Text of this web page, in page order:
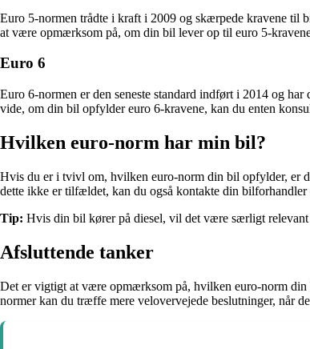
Euro 5-normen trådte i kraft i 2009 og skærpede kravene til
at være opmærksom på, om din bil lever op til euro 5-
Euro 6
Euro 6-normen er den seneste standard indført i 2014 og
vide, om din bil opfylder euro 6-kravene, kan du enten
Hvilken euro-norm har min bil?
Hvis du er i tvivl om, hvilken euro-norm din bil opfylder, er
dette ikke er tilfældet, kan du også kontakte din
Tip: Hvis din bil kører på diesel, vil det være særligt relevant
Afsluttende tanker
Det er vigtigt at være opmærksom på, hvilken euro-norm
normer kan du træffe mere velovervejede beslutninger, når